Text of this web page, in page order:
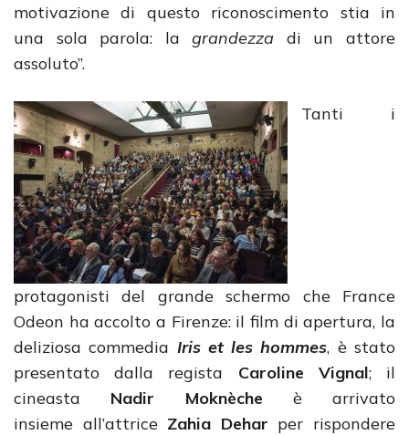
motivazione di questo riconoscimento stia in
una sola parola: lagrandezza di un attore
assoluto”.
Tanti i
protagonisti del grande schermo che France
Odeon ha accolto a Firenze: il film di apertura, la
deliziosa commedia Iris et les hommes, è stato
presentato dalla regista Caroline Vignal; il
cineasta Nadir Moknèche è arrivato
insieme all’attrice Zahia Dehar per rispondere